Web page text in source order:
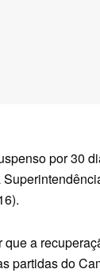
por 30
a
partidas do